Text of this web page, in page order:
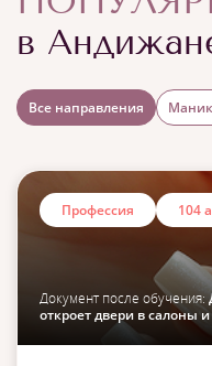
в
Все направления
Профессия 104
Документ после обучения:
откроет двери в салоны